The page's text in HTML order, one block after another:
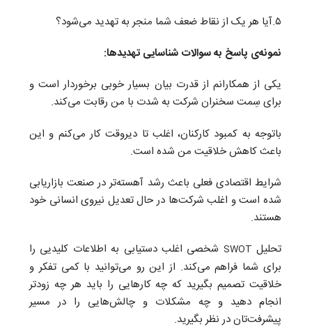
۵.آیا هر یک از نقاط ضعف‌ شما منجر به تهدید می‌شود؟
نمونه‌ی پاسخ به سوالات شناسایی تهدید‌ها:
یکی از همکارانم از قدرت بیان بسیار خوبی برخوردار است و
برای سِمت سخنران شرکت به شدت با من رقابت میکند.
باتوجه به کمبود کارکنان، اغلب تا دیروقت کار می‌کنم و این
باعث کاهش خلاقیت من شده است.
شرایط اقتصادی فعلی باعث رشد آهسته‌تر در صنعت بازاریابی
شده است و اغلب شرکت‌ها در حال تعدیل نیروی انسانی خود
هستند.
تحلیل SWOT شخصی اغلب دستیابی به اطلاعات کلیدیی را
برای شما فراهم می‌کند. از این رو می‌توانید با کمی تفکر و
خلاقیت تصمیم بگیرید که چه کارهایی را باید هر چه زودتر
انجام دهید و چه مشکلات و چالش‌هایی را در مسیر
پیشرفت‌‌تان در نظر بگیرید.